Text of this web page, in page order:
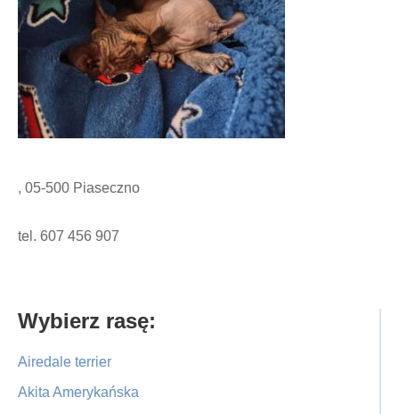
, 05-500 Piaseczno
tel. 607 456 907
Primary
Sidebar
Wybierz rasę:
Airedale terrier
Akita Amerykańska